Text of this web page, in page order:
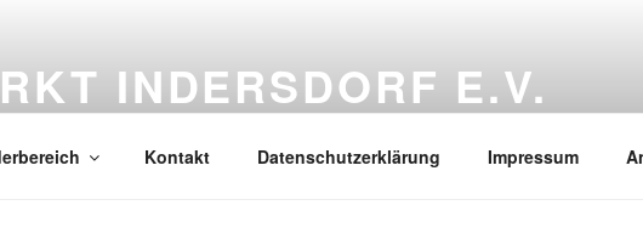
INDERSDORF E.V.
Kontakt Datenschutzerklärung Impressum